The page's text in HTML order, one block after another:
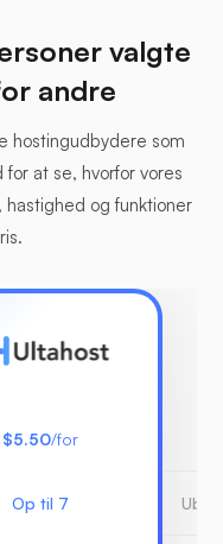
valgte
andre
hostingudbydere som
at se, hvorfor vores
og funktioner
$5.50/for
Op til 7